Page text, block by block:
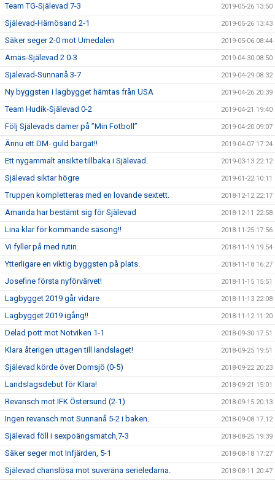
Team TG-Själevad 7-3 2019-05-26 13:50
Själevad-Härnösand 2-1 2019-05-26 13:43
Säker seger 2-0 mot Umedalen 2019-05-06 08:44
Arnäs-Själevad 2 0-3 2019-04-30 08:50
Själevad-Sunnanå 3-7 2019-04-29 08:32
Ny byggsten i lagbygget hämtas från USA 2019-04-26 20:39
Team Hudik-Själevad 0-2 2019-04-21 19:40
Följ Själevads damer på ”Min Fotboll” 2019-04-20 09:07
Ännu ett DM- guld bärgat!! 2019-04-07 17:24
Ett nygammalt ansikte tillbaka i Själevad. 2019-03-13 22:12
Själevad siktar högre 2019-01-22 10:11
Truppen kompletteras med en lovande sextett. 2018-12-12 22:17
Amanda har bestämt sig för Själevad 2018-12-11 22:58
Lina klar för kommande säsong!! 2018-11-25 17:56
Vi fyller på med rutin. 2018-11-19 19:54
Ytterligare en viktig byggsten på plats. 2018-11-18 16:27
Josefine första nyförvärvet! 2018-11-15 15:51
Lagbygget 2019 går vidare 2018-11-13 22:08
Lagbygget 2019 igång!! 2018-11-12 11:20
Delad pott mot Notviken 1-1 2018-09-30 17:51
Klara återigen uttagen till landslaget! 2018-09-25 19:51
Själevad körde över Domsjö (0-5) 2018-09-22 20:23
Landslagsdebut för Klara! 2018-09-21 15:01
Revansch mot IFK Östersund (2-1) 2018-09-15 20:13
Ingen revansch mot Sunnanå 5-2 i baken. 2018-09-08 17:12
Själevad föll i sexpoängsmatch,7-3 2018-08-25 19:39
Säker seger mot Infjärden, 5-1 2018-08-18 17:27
Själevad chanslösa mot suveräna serieledarna. 2018-08-11 20:47